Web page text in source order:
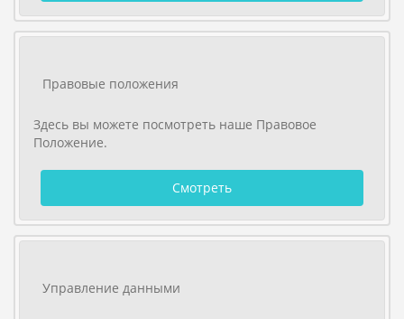
Правовые положения
Здесь вы можете посмотреть наше Правовое
Положение.
Смотреть
Управление данными